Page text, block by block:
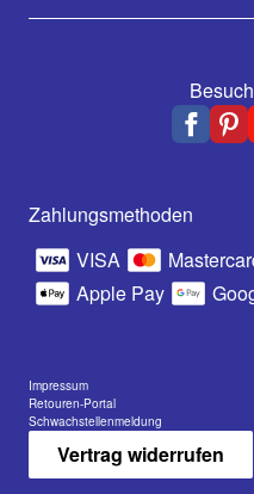
Zahlungsmethoden
VISA
Apple Pay
Impressum
Retouren-Portal
Schwachstellenmeldung
Vertrag widerrufen